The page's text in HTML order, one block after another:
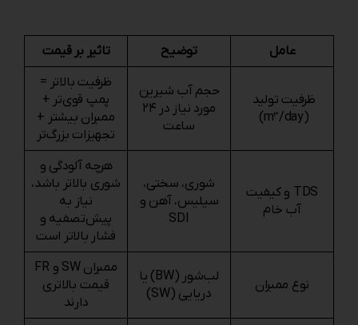
عامل توضیح تاثیر بر قیمت
ظرفیت تولید
(m³/day)
حجم آب شیرین
مورد نیاز در ۲۴
ساعت
ظرفیت بالاتر =
پمپ قوی‌تر +
ممبران بیشتر +
تجهیزات بزرگ‌تر
TDS و کیفیت
آب خام
شوری، سختی،
سیلیس، آهن و
SDI
هرچه آلودگی و
شوری بالاتر باشد،
نیاز به
پیش‌تصفیه و
فشار بالاتر است
نوع ممبران
لب‌شور (BW) یا
دریایی (SW)
ممبران SW و FR
قیمت بالاتری
دارند